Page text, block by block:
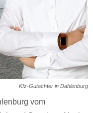
Kfz-Gutachter in Dahlenburg
vom